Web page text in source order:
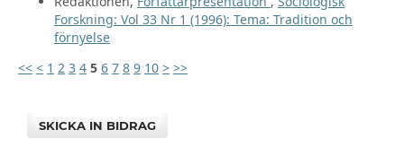
Forskning: Vol 33 Nr 1 (1996): Tema: Tradition och
förnyelse
<< < 1 2 3 4 5 6 7 8 9 10 > >>
SKICKA IN BIDRAG